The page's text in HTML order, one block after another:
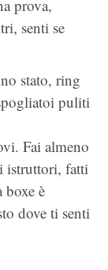
prova,
senti se
stato, ring
puliti
Fai almeno
istruttori, fatti
boxe è
dove ti senti